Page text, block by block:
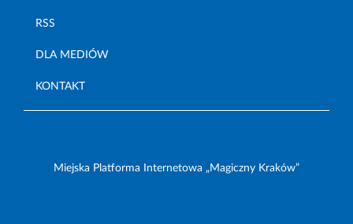
RSS
DLA MEDIÓW
KONTAKT
Miejska Platforma Internetowa „Magiczny Kraków”